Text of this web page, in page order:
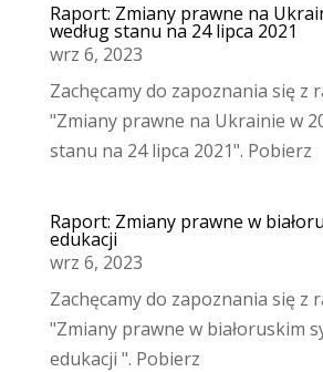
Raport: Zmiany prawne na
według stanu na 24 lipca 2021
wrz 6, 2023
Zachęcamy do zapoznania się z
"Zmiany prawne na Ukrainie w
stanu na 24 lipca 2021". Pobierz
Raport: Zmiany prawne w
edukacji
wrz 6, 2023
Zachęcamy do zapoznania się z
"Zmiany prawne w białoruskim
edukacji ". Pobierz